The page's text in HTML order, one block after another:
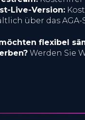
Live-Version:
über das
flexibel
Werden Sie